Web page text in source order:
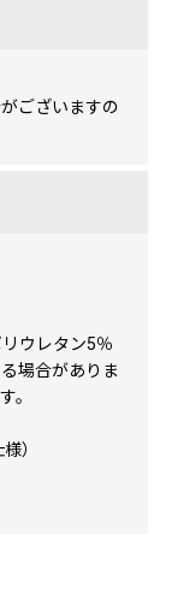
ございますの
ウレタン5％
場合がありま
。
）